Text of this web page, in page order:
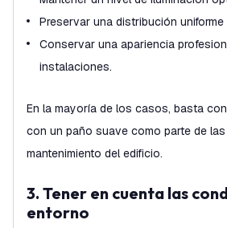
Preservar una distribución uniforme
Conservar una apariencia
instalaciones.
En la mayoría de los casos, basta
con un paño suave como parte de
mantenimiento del edificio.
3. Tener en cuenta las condiciones del
entorno